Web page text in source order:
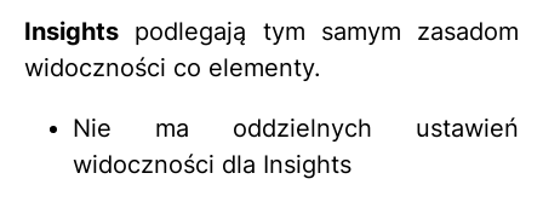
Insights podlegają tym samym zasadom
widoczności co elementy.
Nie ma oddzielnych ustawień
widoczności dla Insights